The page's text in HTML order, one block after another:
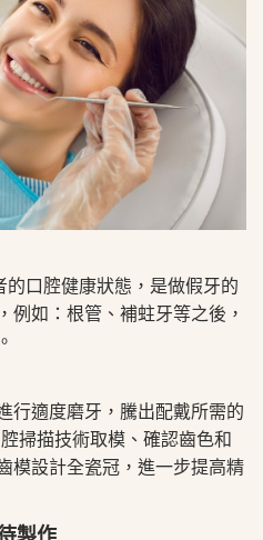
口腔健康狀態，是做假牙的
例如：根管、補蛀牙等之後，
行適度磨牙，騰出配戴所需的
掃描技術取模、確認齒色和
模設計全瓷冠，進一步提高精